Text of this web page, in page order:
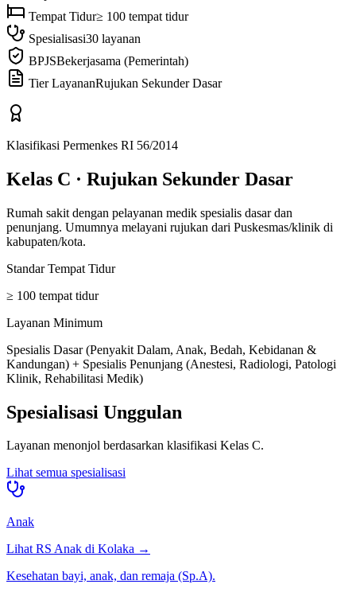
Tempat Tidur≥ 100 tempat tidur
Spesialisasi30 layanan
BPJSBekerjasama (Pemerintah)
Tier LayananRujukan Sekunder Dasar
Klasifikasi Permenkes RI 56/2014
Kelas C · Rujukan Sekunder Dasar
Rumah sakit dengan pelayanan medik spesialis dasar dan
penunjang. Umumnya melayani rujukan dari Puskesmas/klinik di
kabupaten/kota.
Standar Tempat Tidur
≥ 100 tempat tidur
Layanan Minimum
Spesialis Dasar (Penyakit Dalam, Anak, Bedah, Kebidanan &
Kandungan) + Spesialis Penunjang (Anestesi, Radiologi, Patologi
Klinik, Rehabilitasi Medik)
Spesialisasi Unggulan
Layanan menonjol berdasarkan klasifikasi Kelas C.
Lihat semua spesialisasi
Anak
Lihat RS Anak di Kolaka →
Kesehatan bayi, anak, dan remaja (Sp.A).